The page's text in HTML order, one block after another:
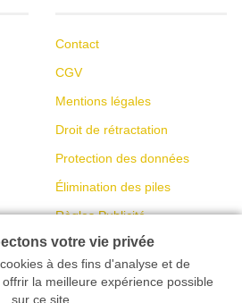
Contact
CGV
Mentions légales
Droit de rétractation
Protection des données
Élimination des piles
Règles Publicité
dans l'éclairage | créé avec
votre vie privée
à des fins d'analyse et de
la meilleure expérience possible
sur ce site.